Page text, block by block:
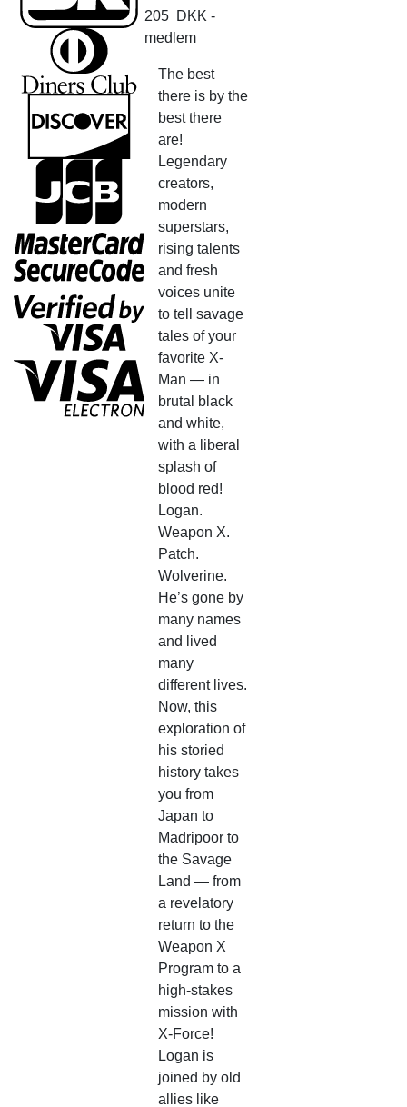
205 DKK -
medlem
The best
there is by the
best there
are!
Legendary
creators,
modern
superstars,
rising talents
and fresh
voices unite
to tell savage
tales of your
favorite X-
Man — in
brutal black
and white,
with a liberal
splash of
blood red!
Logan.
Weapon X.
Patch.
Wolverine.
He’s gone by
many names
and lived
many
different lives.
Now, this
exploration of
his storied
history takes
you from
Japan to
Madripoor to
the Savage
Land — from
a revelatory
return to the
Weapon X
Program to a
high-stakes
mission with
X-Force!
Logan is
joined by old
allies like